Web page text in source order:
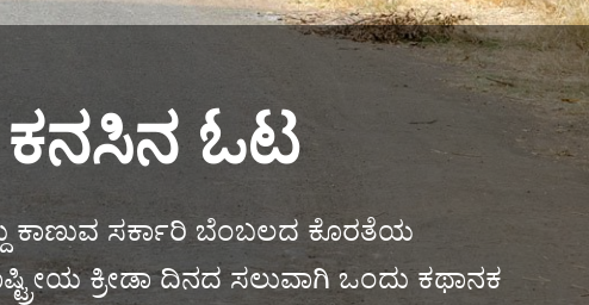
ಕನಸಿನ ಓಟ
ಕಾಣುವ ಸರ್ಕಾರಿ ಬೆಂಬಲದ ಕೊರತೆಯ
ಕ್ರೀಡಾ ದಿನದ ಸಲುವಾಗಿ ಒಂದು ಕಥಾನಕ